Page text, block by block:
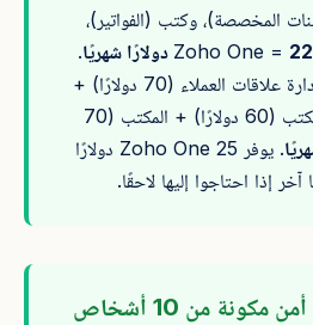
المخصصة)، وكتب (الفواتير)،
شهريًا
.
الشراء بشكل منفصل = إدارة علاقات العملاء (70 دولارًا) +
المنشئ (50 دولارًا) + الكتب (60 دولارًا) + المكتب (70
. يوفر Zoho One 25 دولارًا
من 10 أشخاص